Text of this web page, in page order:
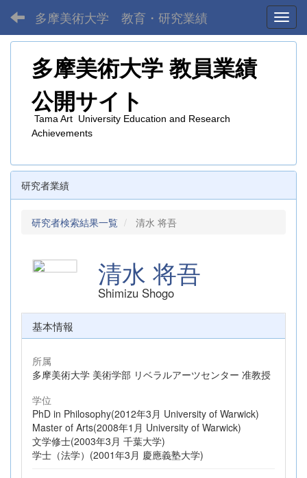
多摩美術大学 教育・研究業績
多摩美術大学 教員業績
公開サイト
Tama Art University Education and Research
Achievements
研究者業績
研究者検索結果一覧 清水 将吾
清水 将吾
Shimizu Shogo
基本情報
所属
多摩美術大学 美術学部 リベラルアーツセンター 准教授
学位
PhD in Philosophy(2012年3月 University of Warwick)
Master of Arts(2008年1月 University of Warwick)
文学修士(2003年3月 千葉大学)
学士（法学）(2001年3月 慶應義塾大学)